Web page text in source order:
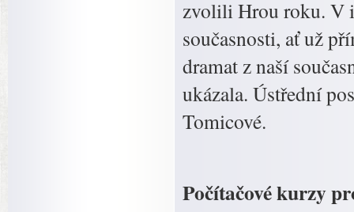
zvolili Hrou roku. V
současnosti, ať už
dramat z naší
ukázala. Ústřední
Tomicové.
Počítačové kurzy